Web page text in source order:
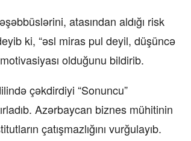
atasından aldığı risk
ki, “əsl miras pul deyil, düşüncə
olduğunu bildirib.
çəkdirdiyi “Sonuncu”
Azərbaycan biznes mühitinin
çatışmazlığını vurğulayıb.